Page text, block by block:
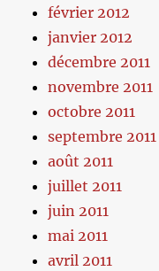
février 2012
janvier 2012
décembre 2011
novembre 2011
octobre 2011
septembre 2011
août 2011
juillet 2011
juin 2011
mai 2011
avril 2011